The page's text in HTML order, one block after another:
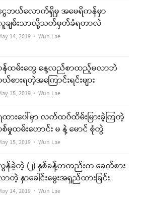
ေဘယ်လောက်ရှိမှ အမေရိကန်မှာ
ချမ်းသာလို့သတ်မှတ်ခံရတာလဲ
14, 2019 Author
Wun Lae
န်ထမ်းတွေ နေ့လည်စာထည့်မလာဘဲ
စားရတဲ့အကြောင်းရင်းများ
15, 2019 Author
Wun Lae
ထားပေါ်မှာ လက်ထပ်ထိမ်းမြားခဲ့ကြတဲ့
စ်မှုထမ်းဟောင်း မ နဲ့ မောင် စုံတွဲ
15, 2019 Author
Wun Lae
န်ခဲ့တဲ့ (၂) နှစ်ခန့်ကတည်းက ခေတ်စား
ာတဲ့ နှာခေါင်းမွေးအရှည်ထားခြင်း
14, 2019 Author
Wun Lae